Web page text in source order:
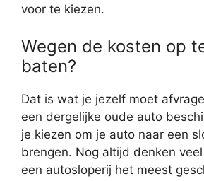
voor te kiezen.
Wegen de kosten op
baten?
Dat is wat je jezelf moet
een dergelijke oude auto
je kiezen om je auto naar een
brengen. Nog altijd denken
een autosloperij het meest